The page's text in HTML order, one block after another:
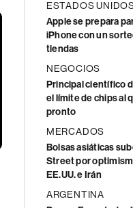
ESTADOS
Apple se prepara
iPhone con un
tiendas
NEGOCIOS
Principal científico
el límite de chips al
pronto
MERCADOS
Bolsas asiáticas
Street por
EE.UU. e Irán
ARGENTINA